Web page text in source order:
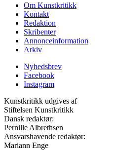
Om Kunstkritikk
Kontakt
Redaktion
Skribenter
Annonceinformation
Arkiv
Nyhedsbrev
Facebook
Instagram
Kunstkritikk udgives af
Stiftelsen Kunstkritikk
Dansk redaktør:
Pernille Albrethsen
Ansvarshavende redaktør:
Mariann Enge